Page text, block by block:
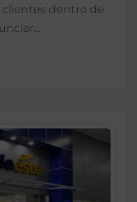
clientes dentro de